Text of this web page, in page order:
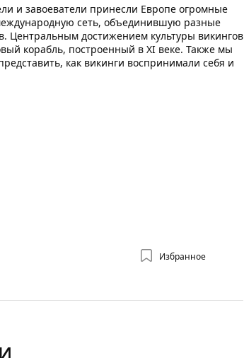
и завоеватели принесли Европе огромные
сеть, объединившую разные
Центральным достижением культуры викингов
корабль, построенный в XI веке. Также мы
как викинги воспринимали себя и
Избранное